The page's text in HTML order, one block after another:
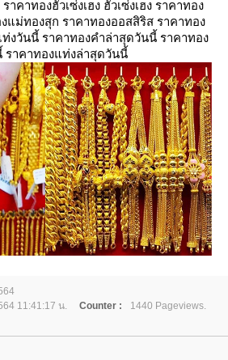
คาทองฮั่วเซ่งเฮง ฮั่วเซ่งเฮง ราคาทอง
แม่ทองสุก ราคาทองออสสิริส ราคาทอง
งวันนี้ ราคาทองคำล่าสุดวันนี้ ราคาทอง
ราคาทองแท่งล่าสุดวันนี้
11:41:17 น. Counter :
1440 Pageviews.